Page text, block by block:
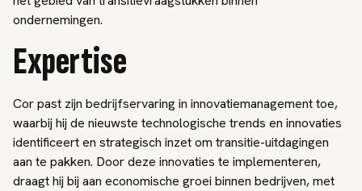
ondernemingen.
Expertise
Cor past zijn bedrijfservaring in innovatiemanagement toe,
waarbij hij de nieuwste technologische trends en innovaties
identificeert en strategisch inzet om transitie-uitdagingen
aan te pakken. Door deze innovaties te implementeren,
draagt hij bij aan economische groei binnen bedrijven, met